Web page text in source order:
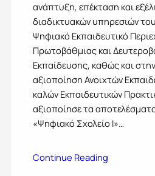
ανάπτυξη, επέκταση και
διαδικτυακών υπηρεσιών
Ψηφιακό Εκπαιδευτικό
Πρωτοβάθμιας και
Εκπαίδευσης, καθώς και
αξιοποίηση Ανοιχτών
καλών Εκπαιδευτικών
αξιοποίησε τα
«Ψηφιακό Σχολείο Ι»…
Continue Reading